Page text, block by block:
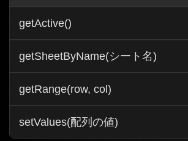
getActive()
getSheetByName(シート名)
getRange(row, col)
setValues(配列の値)